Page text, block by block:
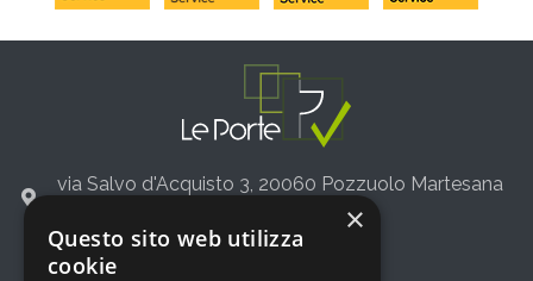
via Salvo d'Acquisto 3, 20060 Pozzuolo Martesana
+39 02 36542775
×
Questo sito web utilizza
cookie